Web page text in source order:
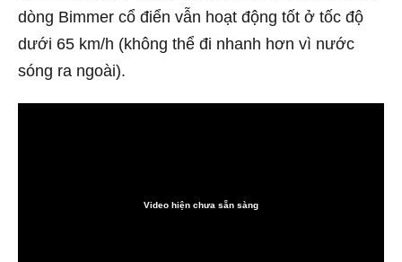
dòng Bimmer cổ điển vẫn hoạt động tốt ở tốc độ
dưới 65 km/h (không thể đi nhanh hơn vì nước
sóng ra ngoài).
Video hiện chưa sẵn sàng